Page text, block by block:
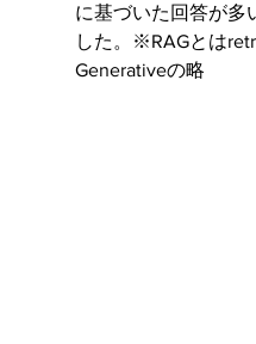
に基づいた回答が多
した。※RAGとは
Generativeの略